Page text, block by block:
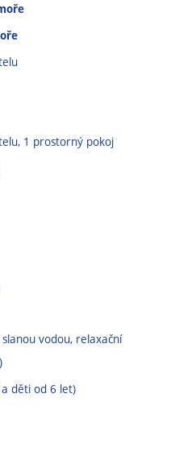
1 prostorný pokoj
vodou, relaxační
děti od 6 let)